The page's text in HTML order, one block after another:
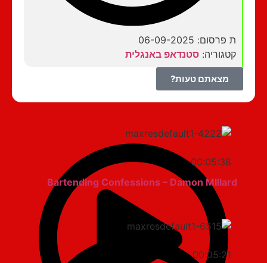
ת פרסום: 06-09-2025
קטגוריה:סטנדאפ באנגלית
מצאתם טעות?
00:05:38
Bartending Confessions – Damon MIllard
00:05:21